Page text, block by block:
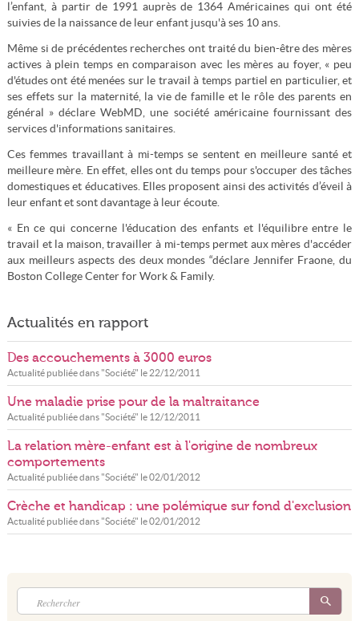
l’enfant, à partir de 1991 auprès de 1364 Américaines qui ont été
suivies de la naissance de leur enfant jusqu'à ses 10 ans.
Même si de précédentes recherches ont traité du bien-être des mères
actives à plein temps en comparaison avec les mères au foyer, « peu
d'études ont été menées sur le travail à temps partiel en particulier, et
ses effets sur la maternité, la vie de famille et le rôle des parents en
général » déclare WebMD, une société américaine fournissant des
services d'informations sanitaires.
Ces femmes travaillant à mi-temps se sentent en meilleure santé et
meilleure mère. En effet, elles ont du temps pour s'occuper des tâches
domestiques et éducatives. Elles proposent ainsi des activités d’éveil à
leur enfant et sont davantage à leur écoute.
« En ce qui concerne l'éducation des enfants et l'équilibre entre le
travail et la maison, travailler à mi-temps permet aux mères d'accéder
aux meilleurs aspects des deux mondes “déclare Jennifer Fraone, du
Boston College Center for Work & Family.
Actualités en rapport
Des accouchements à 3000 euros
Actualité publiée dans "Société" le 22/12/2011
Une maladie prise pour de la maltraitance
Actualité publiée dans "Société" le 12/12/2011
La relation mère-enfant est à l'origine de nombreux
comportements
Actualité publiée dans "Société" le02/01/2012
Crèche et handicap : une polémique sur fond d'exclusion
Actualité publiée dans "Société" le02/01/2012